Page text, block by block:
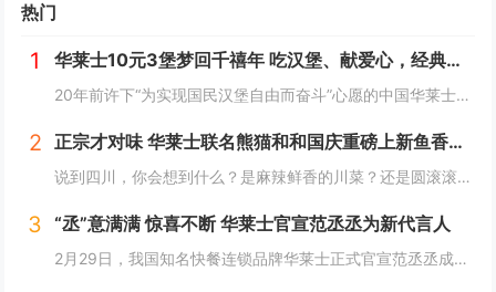
热门
1 华莱士10元3堡梦回千禧年 吃汉堡、献爱心，经典好滋味回馈社会
20年前许下“为实现国民汉堡自由而奋斗”心愿的中国华莱士可能没有想到，2024年华莱士汉堡价格居然“卷”出了首店开业的价格！9月1日，“2024华华汉堡节”正式开启，而此次汉堡节，华莱士也是下了“血本”来回馈「华门信徒」，10块钱就能吃到3...
2 正宗才对味 华莱士联名熊猫和和国庆重磅上新鱼香肉丝鸡腿堡
说到四川，你会想到什么？是麻辣鲜香的川菜？还是圆滚滚可爱的国宝“胖达”？华莱士寻味中国系列终于来到了川蜀之地，与央视动漫熊猫和和联名，9月20日重磅上新华莱士川蜀鱼香肉丝风味鸡腿堡，从舌尖出发，探寻川蜀美食的“灵魂”。中国华莱士一直秉承着传...
3 “丞”意满满 惊喜不断 华莱士官宣范丞丞为新代言人
2月29日，我国知名快餐连锁品牌华莱士正式官宣范丞丞成为中国华莱士的品牌代言人。配合官宣，华莱士携手范丞丞发布了全新的品牌TVC，还为范丞丞的粉丝们量身定制了“丞意满满”的惊喜，与范丞丞共同开启创意十足的“春日之旅”。“丞”至金开，共掀美食...